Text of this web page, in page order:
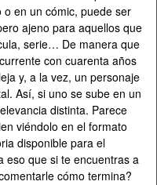
en un cómic, puede ser
ajeno para aquellos que
serie… De manera que
con cuarenta años
y, a la vez, un personaje
Así, si uno se sube en un
distinta. Parece
viéndolo en el formato
disponible para el
eso que si te encuentras a
cómo termina?